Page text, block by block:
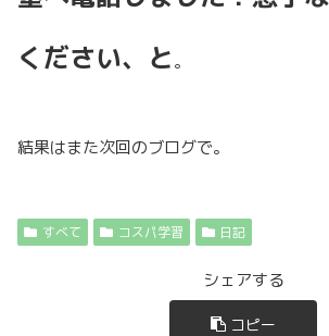
ください、と。
結果はまた次回のブログで。
すべて コスパ学習 日記
シェアする
コピー